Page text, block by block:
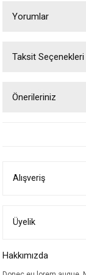
Yorumlar
Taksit Seçenekleri
Önerileriniz
Ürün bilgilerinde
Bu ürüne benzer
Alışveriş
Üyelik
Hakkımızda